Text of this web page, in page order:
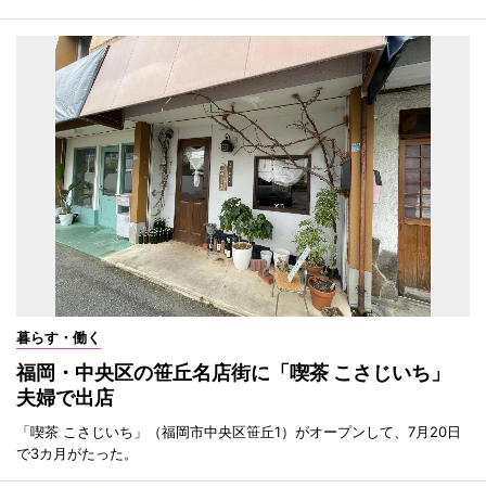
暮らす・働く
福岡・中央区の笹丘名店街に「喫茶 こさじいち」
夫婦で出店
「喫茶 こさじいち」（福岡市中央区笹丘1）がオープンして、7月20日
で3カ月がたった。